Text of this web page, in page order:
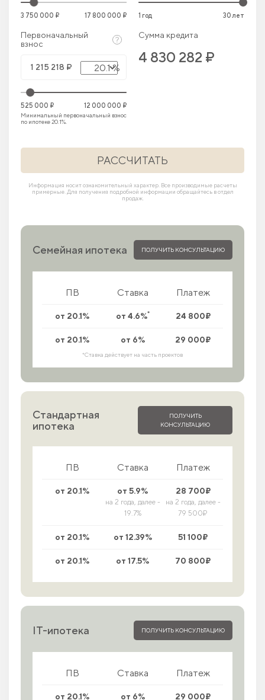
3 750 000 ₽ 17 800 000 ₽ 1 год 30 лет
Первоначальный
взнос
20.1 %
525 000 ₽
12 000 000 ₽
Минимальный первоначальный взнос
по ипотеке 20.1%.
Сумма кредита
4 830 282 ₽
РАССЧИТАТЬ
Информация носит ознакомительный характер. Все производимые расчеты
примерные. Для получения подробной информации обращайтесь в отдел
продаж.
Семейная ипотека ПОЛУЧИТЬ КОНСУЛЬТАЦИЮ
ПВ Ставка Платеж
от 20.1% от 4.6%* 24 800₽
от 20.1% от 6% 29 000₽
*Ставка действует на часть проектов
Стандартная
ипотека
ПОЛУЧИТЬ
КОНСУЛЬТАЦИЮ
ПВ Ставка Платеж
от 20.1% от 5.9%
на 2 года, далее -
19.7%
28 700₽
на 2 года, далее -
79 500₽
от 20.1% от 12.39% 51 100₽
от 20.1% от 17.5% 70 800₽
IT-ипотека ПОЛУЧИТЬ КОНСУЛЬТАЦИЮ
ПВ Ставка Платеж
от 20.1% от 6% 29 000₽